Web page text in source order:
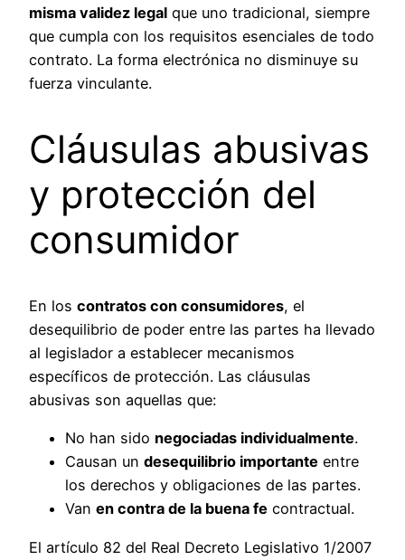
misma validez legal que uno tradicional, siempre
que cumpla con los requisitos esenciales de todo
contrato. La forma electrónica no disminuye su
fuerza vinculante.
Cláusulas abusivas
y protección del
consumidor
En los contratos con consumidores, el
desequilibrio de poder entre las partes ha llevado
al legislador a establecer mecanismos
específicos de protección. Las cláusulas
abusivas son aquellas que:
No han sido negociadas individualmente.
Causan un desequilibrio importante entre
los derechos y obligaciones de las partes.
Van en contra de la buena fe contractual.
El artículo 82 del Real Decreto Legislativo 1/2007